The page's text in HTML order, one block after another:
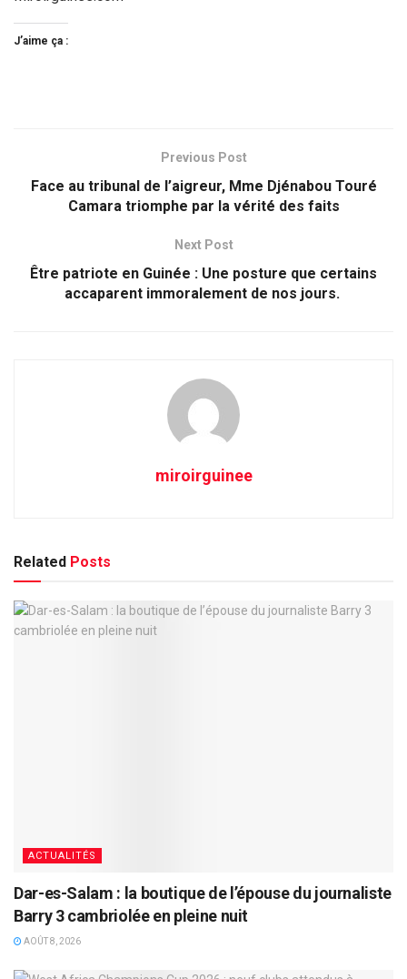
J’aime ça :
Previous Post
Face au tribunal de l’aigreur, Mme Djénabou Touré
Camara triomphe par la vérité des faits
Next Post
Être patriote en Guinée : Une posture que certains
accaparent immoralement de nos jours.
miroirguinee
Related Posts
ACTUALITÉS
Dar-es-Salam : la boutique de l’épouse du journaliste
Barry 3 cambriolée en pleine nuit
AOÛT 8, 2026